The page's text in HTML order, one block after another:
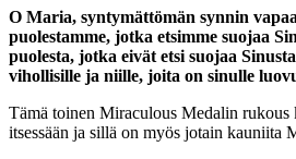
O Maria, syntymättömän synnin
puolestamme, jotka etsimme suojaa
puolesta, jotka eivät etsi suojaa
vihollisille ja niille, joita on sinulle
Tämä toinen Miraculous Medalin rukous
itsessään ja sillä on myös jotain kauniita